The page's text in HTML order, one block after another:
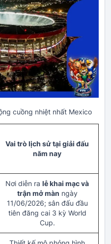
cuồng nhiệt nhất Mexico
Vai trò lịch sử tại giải đấu
năm nay
Nơi diễn ra lễ khai mạc và
trận mở màn ngày
11/06/2026; sân đấu đầu
tiên đăng cai 3 kỳ World
Cup.